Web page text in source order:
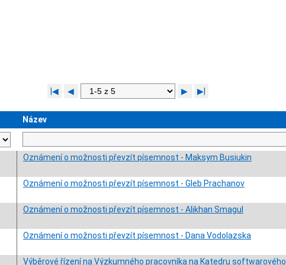
|◀ ◀ ▶ ▶|
Název
Oznámení o možnosti převzít písemnost - Maksym Busiukin
Oznámení o možnosti převzít písemnost - Gleb Prachanov
Oznámení o možnosti převzít písemnost - Alikhan Smagul
Oznámení o možnosti převzít písemnost - Dana Vodolazska
Výběrové řízení na Výzkumného pracovníka na Katedru softwarového